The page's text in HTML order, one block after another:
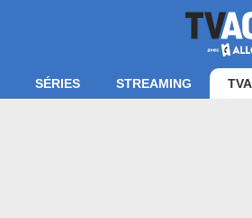
SÉRIES STREAMING